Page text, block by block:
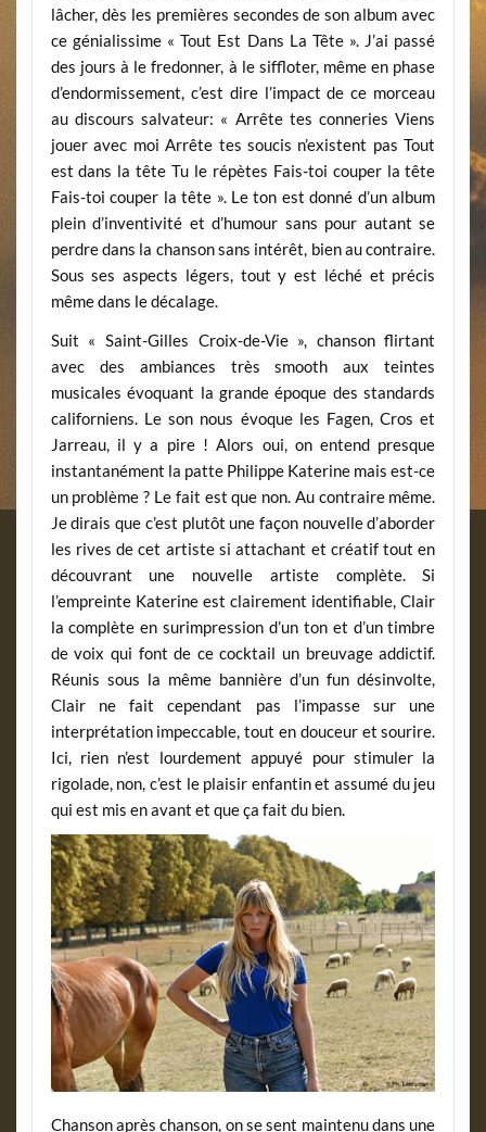
lâcher, dès les premières secondes de son album avec
ce génialissime « Tout Est Dans La Tête ». J’ai passé
des jours à le fredonner, à le siffloter, même en phase
d’endormissement, c’est dire l’impact de ce morceau
au discours salvateur: « Arrête tes conneries Viens
jouer avec moi Arrête tes soucis n’existent pas Tout
est dans la tête Tu le répètes Fais-toi couper la tête
Fais-toi couper la tête ». Le ton est donné d’un album
plein d’inventivité et d’humour sans pour autant se
perdre dans la chanson sans intérêt, bien au contraire.
Sous ses aspects légers, tout y est léché et précis
même dans le décalage.
Suit « Saint-Gilles Croix-de-Vie », chanson flirtant
avec des ambiances très smooth aux teintes
musicales évoquant la grande époque des standards
californiens. Le son nous évoque les Fagen, Cros et
Jarreau, il y a pire ! Alors oui, on entend presque
instantanément la patte Philippe Katerine mais est-ce
un problème ? Le fait est que non. Au contraire même.
Je dirais que c’est plutôt une façon nouvelle d’aborder
les rives de cet artiste si attachant et créatif tout en
découvrant une nouvelle artiste complète. Si
l’empreinte Katerine est clairement identifiable, Clair
la complète en surimpression d’un ton et d’un timbre
de voix qui font de ce cocktail un breuvage addictif.
Réunis sous la même bannière d’un fun désinvolte,
Clair ne fait cependant pas l’impasse sur une
interprétation impeccable, tout en douceur et sourire.
Ici, rien n’est lourdement appuyé pour stimuler la
rigolade, non, c’est le plaisir enfantin et assumé du jeu
qui est mis en avant et que ça fait du bien.
Chanson après chanson, on se sent maintenu dans une